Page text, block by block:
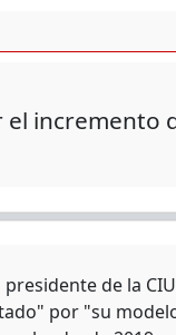
el
de la
por "su